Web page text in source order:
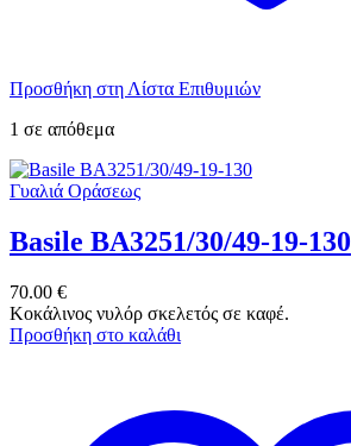
Προσθήκη στη Λίστα Επιθυμιών
1 σε απόθεμα
Γυαλιά Οράσεως
Basile BA3251/30/49-19-130
70.00 €
Κοκάλινος νυλόρ σκελετός σε καφέ.
Προσθήκη στο καλάθι